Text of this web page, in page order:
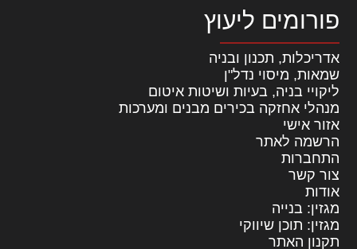
פורומים ליעוץ
אדריכלות, תכנון ובניה
שמאות, מיסוי נדל"ן
ליקויי בניה, בעיות ושיטות איטום
מנהלי אחזקה בכירים מבנים ומערכות
אזור אישי
הרשמה לאתר
התחברות
צור קשר
אודות
מגזין: בנייה
מגזין: תוכן שיווקי
תקנון האתר